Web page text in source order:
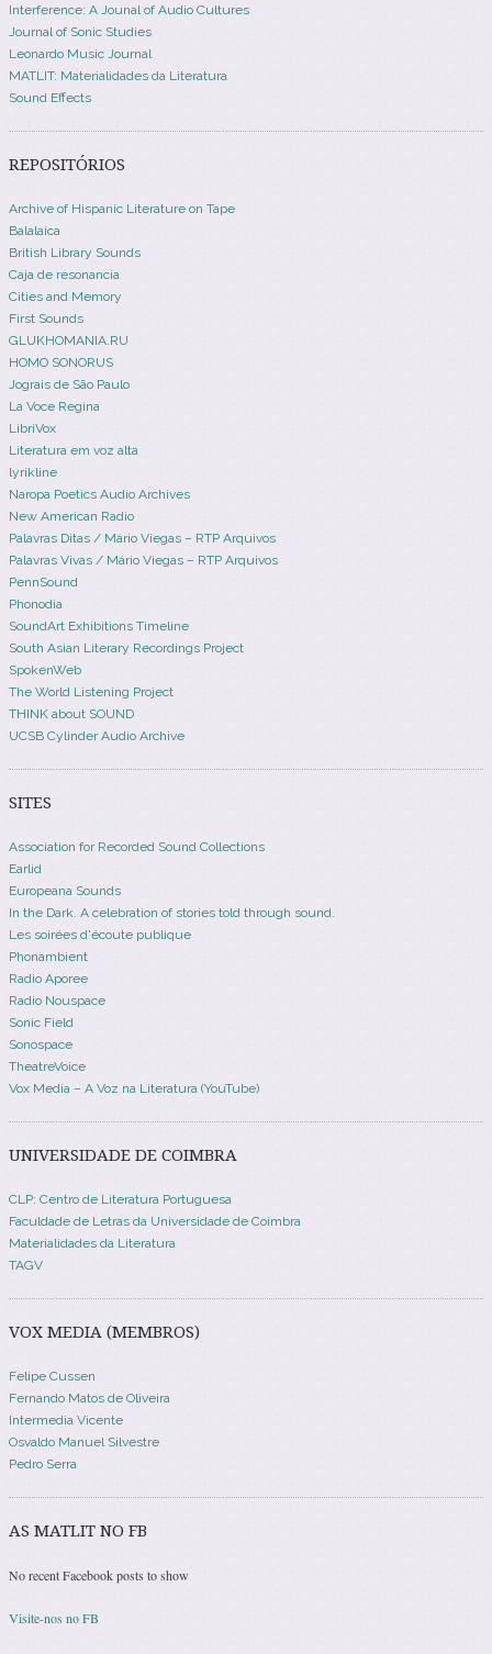
Interference: A Jounal of Audio Cultures
Journal of Sonic Studies
Leonardo Music Journal
MATLIT: Materialidades da Literatura
Sound Effects
REPOSITÓRIOS
Archive of Hispanic Literature on Tape
Balalaica
British Library Sounds
Caja de resonancia
Cities and Memory
First Sounds
GLUKHOMANIA.RU
HOMO SONORUS
Jograis de São Paulo
La Voce Regina
LibriVox
Literatura em voz alta
lyrikline
Naropa Poetics Audio Archives
New American Radio
Palavras Ditas / Mário Viegas – RTP Arquivos
Palavras Vivas / Mário Viegas – RTP Arquivos
PennSound
Phonodia
SoundArt Exhibitions Timeline
South Asian Literary Recordings Project
SpokenWeb
The World Listening Project
THINK about SOUND
UCSB Cylinder Audio Archive
SITES
Association for Recorded Sound Collections
Earlid
Europeana Sounds
In the Dark. A celebration of stories told through sound.
Les soirées d'écoute publique
Phonambient
Radio Aporee
Radio Nouspace
Sonic Field
Sonospace
TheatreVoice
Vox Media – A Voz na Literatura (YouTube)
UNIVERSIDADE DE COIMBRA
CLP: Centro de Literatura Portuguesa
Faculdade de Letras da Universidade de Coimbra
Materialidades da Literatura
TAGV
VOX MEDIA (MEMBROS)
Felipe Cussen
Fernando Matos de Oliveira
Intermedia Vicente
Osvaldo Manuel Silvestre
Pedro Serra
AS MATLIT NO FB
No recent Facebook posts to show
Visite-nos no FB